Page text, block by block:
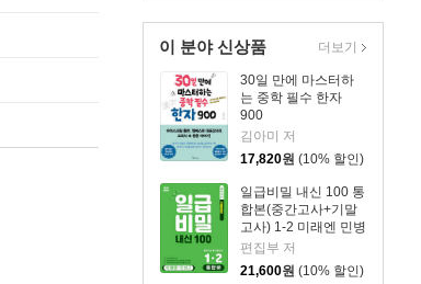
이 분야 신상품
30일 만에 마스터하
는 중학 필수 한자
900
김아미 저
17,820원 (10% 할인)
일급비밀 내신 100 통
합본(중간고사+기말
고사) 1-2 미래엔 민병
곤 (2026년)
편집부 저
21,600원 (10% 할인)
더보기